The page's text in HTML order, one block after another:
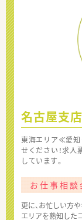
名古屋支店
東海エリア≪愛知
せください！求
しています。
お仕事相談
更に、お忙しい方
エリアを熟知した